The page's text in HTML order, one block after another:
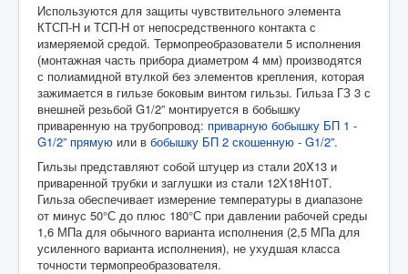
Используются для защиты чувствительного элемента
КТСП-Н и ТСП-Н от непосредственного контакта с
измеряемой средой. Термопреобразователи 5 исполнения
(монтажная часть прибора диаметром 4 мм) производятся
с полиамидной втулкой без элементов крепления, которая
зажимается в гильзе боковым винтом гильзы. Гильза ГЗ 3 с
внешней резьбой G1/2” монтируется в бобышку
приваренную на трубопровод: приварную бобышку БП 1 -
G1/2” прямую или в бобышку БП 2 скошенную - G1/2”.
Гильзы представляют собой штуцер из стали 20X13 и
приваренной трубки и заглушки из стали 12Х18Н10Т.
Гильза обеспечивает измерение температуры в диапазоне
от минус 50°С до плюс 180°С при давлении рабочей среды
1,6 МПа для обычного варианта исполнения (2,5 МПа для
усиленного варианта исполнения), не ухудшая класса
точности термопреобразователя.